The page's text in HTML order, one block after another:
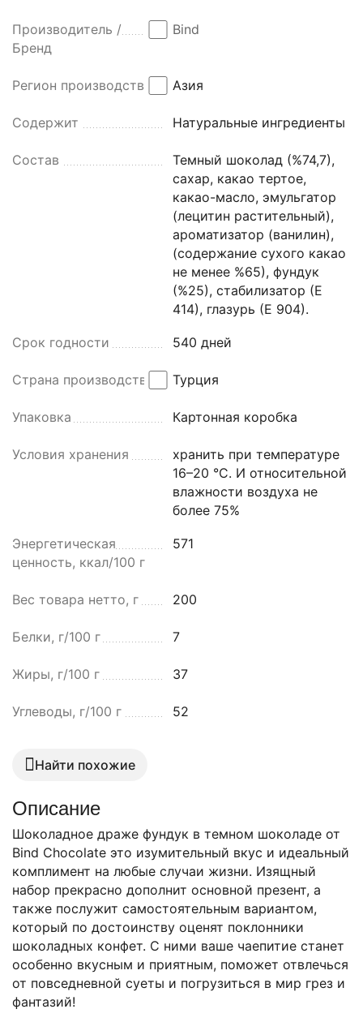
Производитель /
Бренд
Bind
Регион производства Азия
Содержит Натуральные ингредиенты
Состав
Темный шоколад (%74,7),
сахар, какао тертое,
какао-масло, эмульгатор
(лецитин растительный),
ароматизатор (ванилин),
(содержание сухого какао
не менее %65), фундук
(%25), стабилизатор (Е
414), глазурь (Е 904).
Срок годности 540 дней
Страна производства Турция
Упаковка Картонная коробка
Условия хранения
хранить при температуре
16–20 °C. И относительной
влажности воздуха не
более 75%
Энергетическая
ценность, ккал/100 г
571
Вес товара нетто, г 200
Белки, г/100 г 7
Жиры, г/100 г 37
Углеводы, г/100 г 52
Найти похожие
Описание
Шоколадное драже фундук в темном шоколаде от
Bind Chocolate это изумительный вкус и идеальный
комплимент на любые случаи жизни. Изящный
набор прекрасно дополнит основной презент, а
также послужит самостоятельным вариантом,
который по достоинству оценят поклонники
шоколадных конфет. С ними ваше чаепитие станет
особенно вкусным и приятным, поможет отвлечься
от повседневной суеты и погрузиться в мир грез и
фантазий!